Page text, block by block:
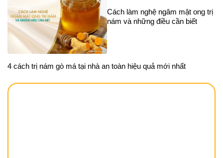
Cách làm nghệ ngâm mật ong trị
nám và những điều cần biết
4 cách trị nám gò má tại nhà an toàn hiệu quả mới nhất